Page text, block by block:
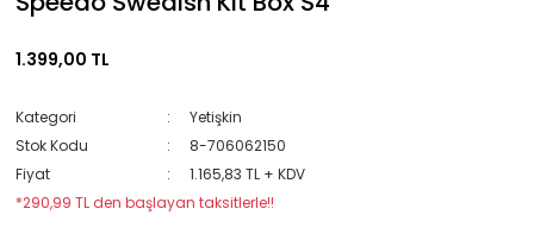
1.399,00 TL
Kategori
Yetişkin
Stok Kodu
8-706062150
Fiyat
1.165,83 TL + KDV
*290,99 TL den başlayan taksitlerle!!